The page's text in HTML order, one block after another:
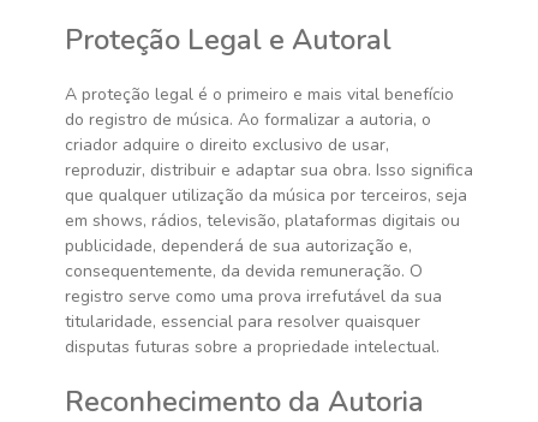
Proteção Legal e Autoral
A proteção legal é o primeiro e mais vital benefício
do registro de música. Ao formalizar a autoria, o
criador adquire o direito exclusivo de usar,
reproduzir, distribuir e adaptar sua obra. Isso significa
que qualquer utilização da música por terceiros, seja
em shows, rádios, televisão, plataformas digitais ou
publicidade, dependerá de sua autorização e,
consequentemente, da devida remuneração. O
registro serve como uma prova irrefutável da sua
titularidade, essencial para resolver quaisquer
disputas futuras sobre a propriedade intelectual.
Reconhecimento da Autoria